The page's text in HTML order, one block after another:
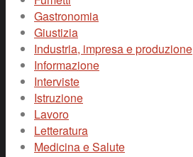
Gastronomia
Giustizia
Industria, impresa e produzione
Informazione
Interviste
Istruzione
Lavoro
Letteratura
Medicina e Salute